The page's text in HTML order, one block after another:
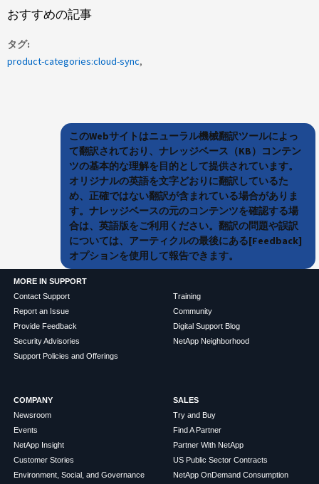
おすすめの記事
タグ
product-categories:cloud-sync
このWebサイトはニューラル機械翻訳ツールによっ
て翻訳されており、ナレッジベース（KB）コンテン
ツの基本的な理解を目的として提供されています。
オリジナルの英語を文字どおりに翻訳しているた
め、正確ではない翻訳が含まれている場合がありま
す。ナレッジベースの元のコンテンツを確認する場
合は、英語版をご利用ください。翻訳の問題や誤訳
については、アーティクルの最後にある[Feedback]
オプションを使用して報告できます。
MORE IN SUPPORT
Contact Support
Report an Issue
Provide Feedback
Security Advisories
Support Policies and Offerings
Training
Community
Digital Support Blog
NetApp Neighborhood
COMPANY
Newsroom
Events
NetApp Insight
Customer Stories
Environment, Social, and Governance
SALES
Try and Buy
Find A Partner
Partner With NetApp
US Public Sector Contracts
NetApp OnDemand Consumption